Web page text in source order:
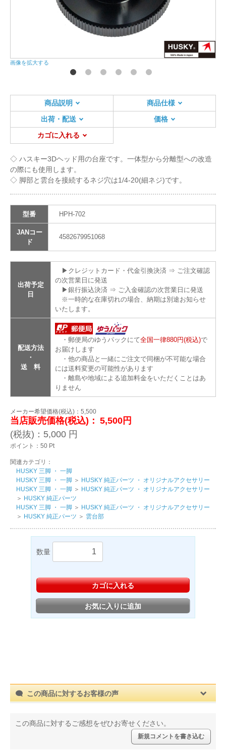
画像を拡大する
商品説明
商品仕様
出荷・配送
価格
カゴに入れる
◇ ハスキー3Dヘッド用の台座です。一体型から分離型への改造
の際にも使用します。
◇ 脚部と雲台を接続するネジ穴は1/4-20(細ネジ)です。
型番 HPH-702
JANコー
ド
4582679951068
出荷予定
日
▶クレジットカード・代金引換決済 ⇒ ご注文確認
の次営業日に発送
▶銀行振込決済 ⇒ ご入金確認の次営業日に発送
※一時的な在庫切れの場合、納期は別途お知らせ
いたします。
配送方法
・
送 料
・郵便局のゆうパックにて全国一律880円(税込)で
お届けします
・他の商品と一緒にご注文で同梱が不可能な場合
には送料変更の可能性があります
・離島や地域による追加料金をいただくことはあ
りません
メーカー希望価格(税込)：5,500
当店販売価格(税込)： 5,500円
(税抜)： 5,000 円
ポイント： 50 Pt
関連カテゴリ：
HUSKY 三脚 ・ 一脚
HUSKY 三脚 ・ 一脚 ＞ HUSKY 純正パーツ ・ オリジナルアクセサリー
HUSKY 三脚 ・ 一脚 ＞ HUSKY 純正パーツ ・ オリジナルアクセサリー
＞ HUSKY 純正パーツ
HUSKY 三脚 ・ 一脚 ＞ HUSKY 純正パーツ ・ オリジナルアクセサリー
＞ HUSKY 純正パーツ ＞ 雲台部
数量
カゴに入れる
お気に入りに追加
この商品に対するお客様の声
この商品に対するご感想をぜひお寄せください。
新規コメントを書き込む